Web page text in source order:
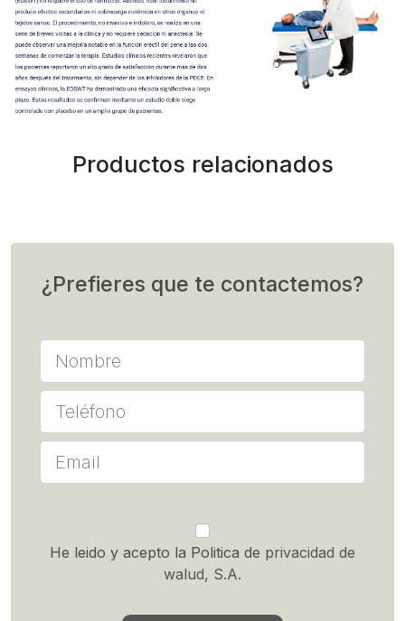
Productos relacionados
¿Prefieres que te contactemos?
He leido y acepto la Politica de privacidad de
walud, S.A.